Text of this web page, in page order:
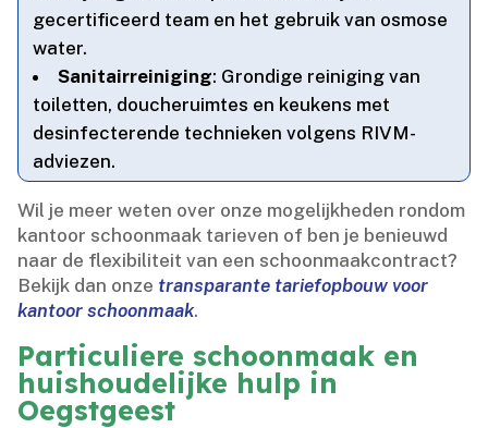
gecertificeerd team en het gebruik van osmose
water.​
Sanitairreiniging: Grondige reiniging van
toiletten, doucheruimtes en keukens met
desinfecterende technieken volgens RIVM-
adviezen.​
Wil je meer weten over onze mogelijkheden rondom
kantoor schoonmaak tarieven of ben je benieuwd
naar de flexibiliteit van een schoonmaakcontract?
Bekijk dan onze transparante tariefopbouw voor
kantoor schoonmaak.​
Particuliere schoonmaak en
huishoudelijke hulp in
Oegstgeest